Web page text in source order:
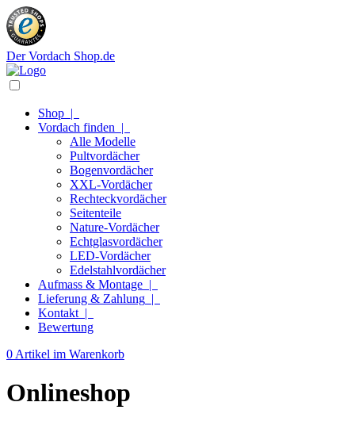
Der Vordach Shop.de
Shop |
Vordach finden |
Alle Modelle
Pultvordächer
Bogenvordächer
XXL-Vordächer
Rechteckvordächer
Seitenteile
Nature-Vordächer
Echtglasvordächer
LED-Vordächer
Edelstahlvordächer
Aufmass & Montage |
Lieferung & Zahlung |
Kontakt |
Bewertung
0 Artikel im Warenkorb
Onlineshop